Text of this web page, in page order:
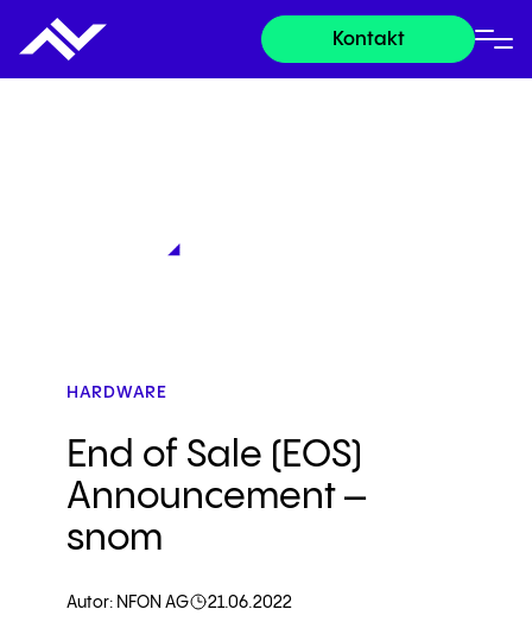
Kontakt
HARDWARE
End of Sale (EOS)
Announcement –
snom
Autor: NFON AG 21.06.2022